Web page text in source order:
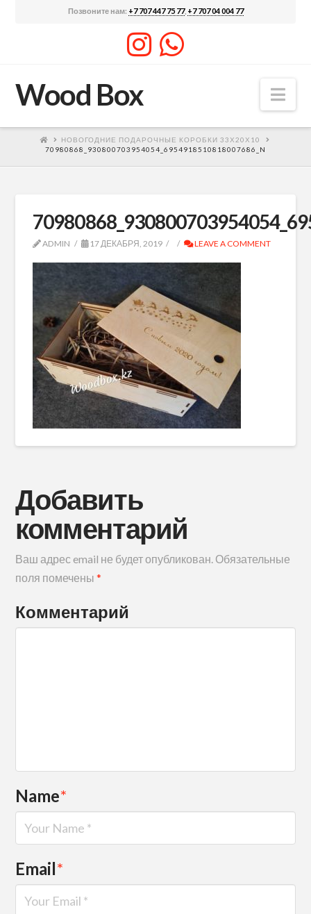
Позвоните нам: +7 707 447 75 77, +7 707 04 004 77
Wood Box
НОВОГОДНИЕ ПОДАРОЧНЫЕ КОРОБКИ 33Х20Х10
70980868_930800703954054_6954918510818007686_N
ADMIN 17 ДЕКАБРЯ, 2019 LEAVE A COMMENT
Добавить
комментарий
Ваш адрес email не будет опубликован. Обязательные
поля помечены*
Комментарий
Name*
Email*